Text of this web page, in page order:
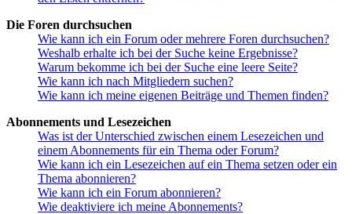
Die Foren durchsuchen
Wie kann ich ein Forum oder mehrere Foren durchsuchen?
Weshalb erhalte ich bei der Suche keine Ergebnisse?
Warum bekomme ich bei der Suche eine leere Seite?
Wie kann ich nach Mitgliedern suchen?
Wie kann ich meine eigenen Beiträge und Themen finden?
Abonnements und Lesezeichen
Was ist der Unterschied zwischen einem Lesezeichen und
einem Abonnements für ein Thema oder Forum?
Wie kann ich ein Lesezeichen auf ein Thema setzen oder ein
Thema abonnieren?
Wie kann ich ein Forum abonnieren?
Wie deaktiviere ich meine Abonnements?